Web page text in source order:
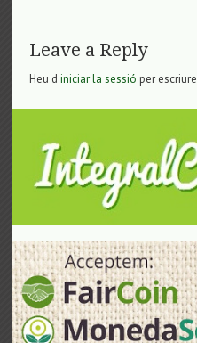
Leave a Reply
Heu d'iniciar la sessió per